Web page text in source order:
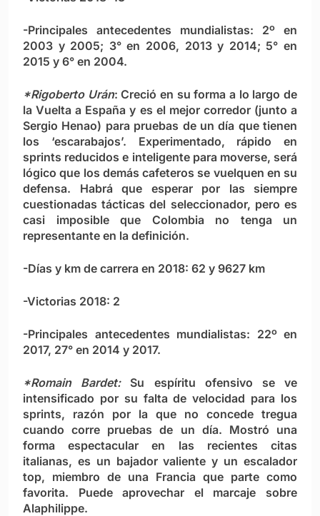
-Principales antecedentes mundialistas: 2º en
2003 y 2005; 3° en 2006, 2013 y 2014; 5° en
2015 y 6° en 2004.
*Rigoberto Urán: Creció en su forma a lo largo de
la Vuelta a España y es el mejor corredor (junto a
Sergio Henao) para pruebas de un día que tienen
los ‘escarabajos’. Experimentado, rápido en
sprints reducidos e inteligente para moverse, será
lógico que los demás cafeteros se vuelquen en su
defensa. Habrá que esperar por las siempre
cuestionadas tácticas del seleccionador, pero es
casi imposible que Colombia no tenga un
representante en la definición.
-Días y km de carrera en 2018: 62 y 9627 km
-Victorias 2018: 2
-Principales antecedentes mundialistas: 22º en
2017, 27° en 2014 y 2017.
*Romain Bardet:Su espíritu ofensivo se ve
intensificado por su falta de velocidad para los
sprints, razón por la que no concede tregua
cuando corre pruebas de un día. Mostró una
forma espectacular en las recientes citas
italianas, es un bajador valiente y un escalador
top, miembro de una Francia que parte como
favorita. Puede aprovechar el marcaje sobre
Alaphilippe.